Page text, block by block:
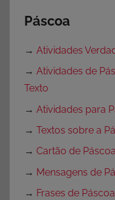
Páscoa
→ Atividades
→ Atividades de
Texto
→ Atividades para
→ Textos sobre a
→ Cartão de Páscoa
→ Mensagens de
→ Frases de Páscoa